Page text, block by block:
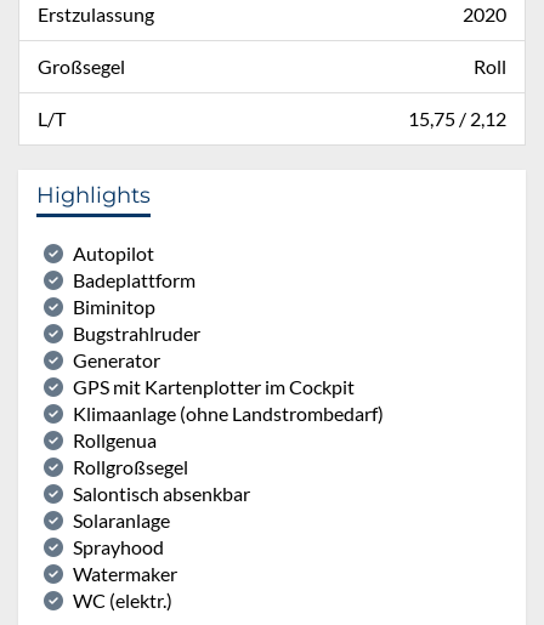
Erstzulassung 2020
Großsegel Roll
L/T 15,75 / 2,12
Highlights
Autopilot
Badeplattform
Biminitop
Bugstrahlruder
Generator
GPS mit Kartenplotter im Cockpit
Klimaanlage (ohne Landstrombedarf)
Rollgenua
Rollgroßsegel
Salontisch absenkbar
Solaranlage
Sprayhood
Watermaker
WC (elektr.)